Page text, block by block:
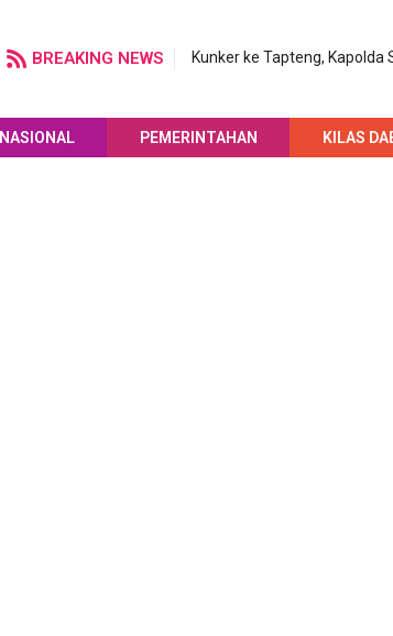
BREAKING NEWS Kunker ke Tapteng,
NASIONAL PEMERINTAHAN KILAS